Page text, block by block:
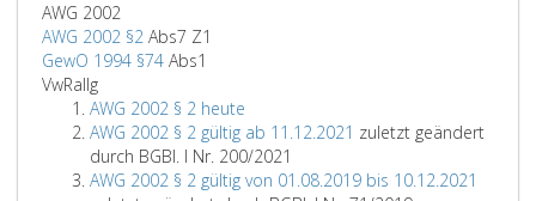
AWG 2002
AWG 2002 §2 Abs7 Z1
GewO 1994 §74 Abs1
VwRallg
AWG 2002 § 2 heute
AWG 2002 § 2 gültig ab 11.12.2021 zuletzt geändert
durch BGBl. I Nr. 200/2021
AWG 2002 § 2 gültig von 01.08.2019 bis 10.12.2021